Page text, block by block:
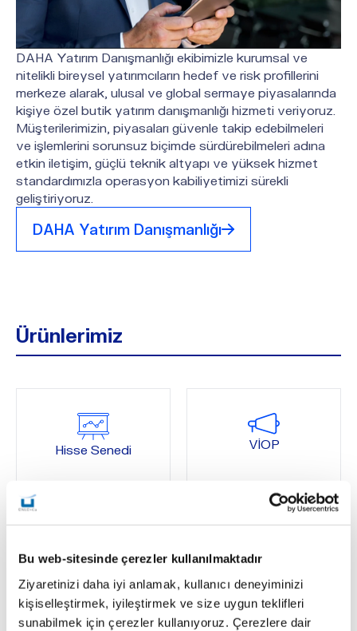
Bu web-sitesinde çerezler kullanılmaktadır
Ziyaretinizi daha iyi anlamak, kullanıcı deneyiminizi
kişiselleştirmek, iyileştirmek ve size uygun teklifleri
sunabilmek için çerezler kullanıyoruz. Çerezlere dair
DAHA Yatırım Danışmanlığı ekibimizle kurumsal ve
nitelikli bireysel yatırımcıların hedef ve risk profillerini
merkeze alarak, ulusal ve global sermaye piyasalarında
kişiye özel butik yatırım danışmanlığı hizmeti veriyoruz.
Müşterilerimizin, piyasaları güvenle takip edebilmeleri
ve işlemlerini sorunsuz biçimde sürdürebilmeleri adına
etkin iletişim, güçlü teknik altyapı ve yüksek hizmet
standardımızla operasyon kabiliyetimizi sürekli
geliştiriyoruz.
DAHA Yatırım Danışmanlığı
Ürünlerimiz
Hisse Senedi VİOP
Yatırım Fonları
Yapılandırılmış
Borçlanma Araçları